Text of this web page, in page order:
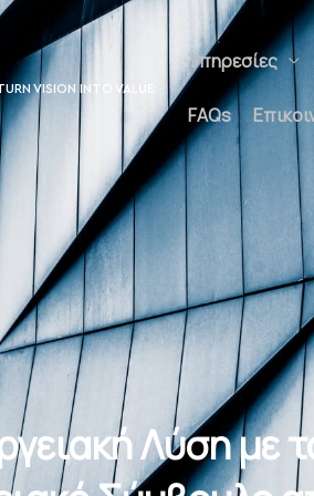
VISION INTO VALUE
Υπηρεσίες
FAQs
Λύση με